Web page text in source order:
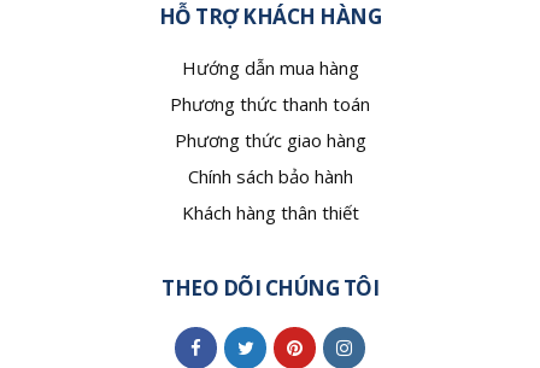
HỖ TRỢ KHÁCH HÀNG
Hướng dẫn mua hàng
Phương thức thanh toán
Phương thức giao hàng
Chính sách bảo hành
Khách hàng thân thiết
THEO DÕI CHÚNG TÔI